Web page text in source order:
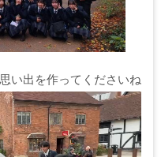
い出を作ってくださいね